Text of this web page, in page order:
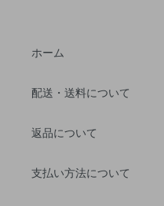
ホーム
配送・送料について
返品について
支払い方法について